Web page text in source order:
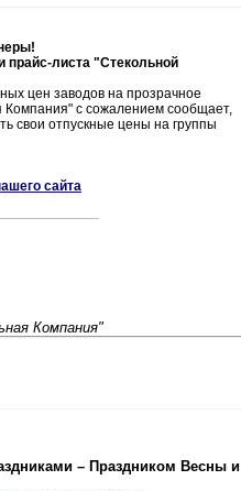
листа "Стекольной
цен заводов на прозрачное
Компания" с сожалением сообщает,
свои отпускные цены на группы
сайта
Компания"
– Праздником Весны и